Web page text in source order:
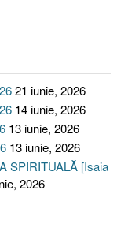
21 iunie, 2026
14 iunie, 2026
13 iunie, 2026
13 iunie, 2026
SPIRITUALĂ [Isaia
2026